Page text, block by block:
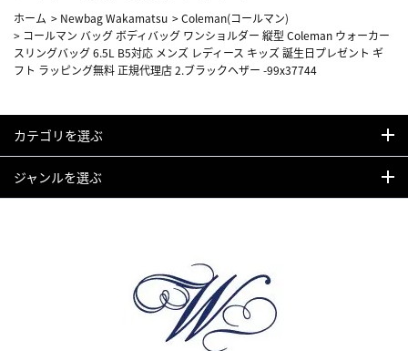
ホーム > Newbag Wakamatsu >Coleman(コールマン)
> コールマン バッグ ボディバッグ ワンショルダー 縦型 Coleman ウォーカー
スリングバッグ 6.5L B5対応 メンズ レディース キッズ 誕生日プレゼント ギ
フト ラッピング無料 正規代理店 2.ブラックヘザー -99x37744
カテゴリを選ぶ
ジャンルを選ぶ